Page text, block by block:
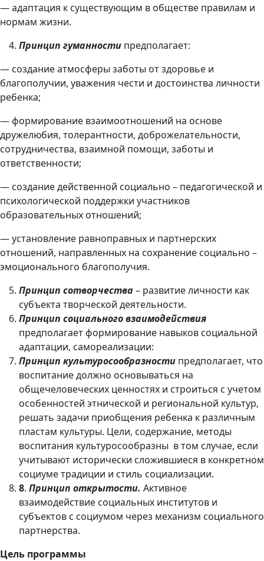
— адаптация к существующим в обществе правилам и
нормам жизни.
Принцип гуманности предполагает:
— создание атмосферы заботы от здоровье и
благополучии, уважения чести и достоинства личности
ребенка;
— формирование взаимоотношений на основе
дружелюбия, толерантности, доброжелательности,
сотрудничества, взаимной помощи, заботы и
ответственности;
— создание действенной социально – педагогической и
психологической поддержки участников
образовательных отношений;
— установление равноправных и партнерских
отношений, направленных на сохранение социально –
эмоционального благополучия.
Принцип сотворчества– развитие личности как
субъекта творческой деятельности.
Принцип социального взаимодействия
предполагает формирование навыков социальной
адаптации, самореализации:
Принцип культуросообразности предполагает, что
воспитание должно основываться на
общечеловеческих ценностях и строиться с учетом
особенностей этнической и региональной культур,
решать задачи приобщения ребенка к различным
пластам культуры. Цели, содержание, методы
воспитания культуросообразны в том случае, если
учитывают исторически сложившиеся в конкретном
социуме традиции и стиль социализации.
8. Принцип открытости. Активное
взаимодействие социальных институтов и
субъектов с социумом через механизм социального
партнерства.
Цель программы